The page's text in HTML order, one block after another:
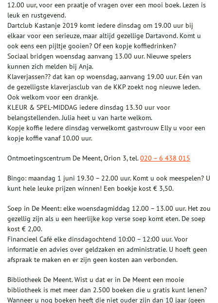
12.00 uur, voor een praatje of vragen over een mooi boek. Lezen is
leuk en rustgevend.
Dartclub Kastanje 2019 komt iedere dinsdag om 19.00 uur bij
elkaar voor een serieuze, maar altijd gezellige Dartavond. Komt u
ook eens een pijltje gooien? Of een kopje koffiedrinken?
Sociaal bridgen woensdag aanvang 13.00 uur. Nieuwe spelers
kunnen zich melden bij Anja.
Klaverjassen?? dat kan op woensdag, aanvang 19.00 uur. Eén van
de gezelligste klaverjasclub van de KKP zoekt nog nieuwe leden.
Ook welkom voor een drankje.
KLEUR & SPEL-MIDDAG iedere dinsdag 13.30 uur voor
belangstellenden. Julia heet u van harte welkom.
Kopje koffie Iedere dinsdag verwelkomt gastvrouw Elly u voor een
kopje koffie vanaf 10.00 uur.
Ontmoetingscentrum De Meent, Orion 3, tel.020 – 6 438 015
Bingo: maandag 1 juni 19.30 – 22.00 uur. Komt u ook meespelen? U
kunt hele leuke prijzen winnen! Een boekje kost € 3,50.
Soep in De Meent: elke woensdagmiddag 12.00 – 13.00 uur. Het zou
gezellig zijn als u een heerlijke kop verse soep komt eten. De soep
kost € 2,00.
Financieel Café elke dinsdagochtend 10:00 – 12:00 uur. Voor
informatie en advies over geldzaken en administratie. U hoeft geen
afspraak te maken en er zijn geen kosten aan verbonden.
Bibliotheek De Meent. Wist u dat er in De Meent een mooie
bibliotheek is met meer dan 2.500 boeken die u gratis kunt lenen?
Wanneer u nog boeken heeft die niet ouder zijn dan 10 jaar (geen